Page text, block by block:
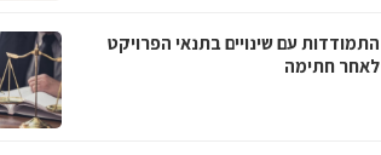
התמודדות עם שינויים בתנאי הפרויקט
לאחר חתימה